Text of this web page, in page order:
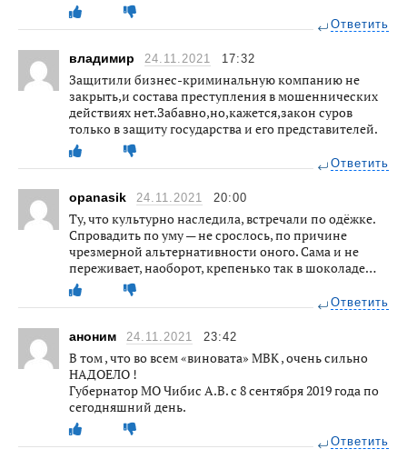
Ответить
владимир 24.11.2021 17:32
Защитили бизнес-криминальную компанию не
закрыть,и состава преступления в мошеннических
действиях нет.Забавно,но,кажется,закон суров
только в защиту государства и его представителей.
Ответить
opanasik 24.11.2021 20:00
Ту, что культурно наследила, встречали по одёжке.
Спровадить по уму — не срослось, по причине
чрезмерной альтернативности оного. Сама и не
переживает, наоборот, крепенько так в шоколаде…
Ответить
аноним 24.11.2021 23:42
В том , что во всем «виновата» МВК , очень сильно
НАДОЕЛО !
Губернатор МО Чибис А.В. с 8 сентября 2019 года по
сегодняшний день.
Ответить